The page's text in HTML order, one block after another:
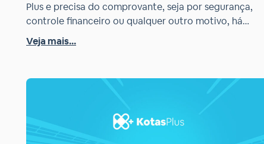
Plus e precisa do comprovante, seja por segurança,
controle financeiro ou qualquer outro motivo, há
algumas maneiras de obtê-lo. Neste artigo, explicamos
como você pode receber seu comprovante
Comprovante digital A maneira mais rápida e prática
Veja mais...